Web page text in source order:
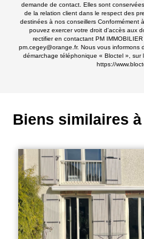
demande de contact. Elles sont
de la relation client dans le respect des
destinées à nos conseillers Conformément
pouvez exercer votre droit d'accès aux
rectifier en contactant PM
pm.cegey@orange.fr. Nous vous
démarchage téléphonique « Bloctel », sur
https://
Biens similaires